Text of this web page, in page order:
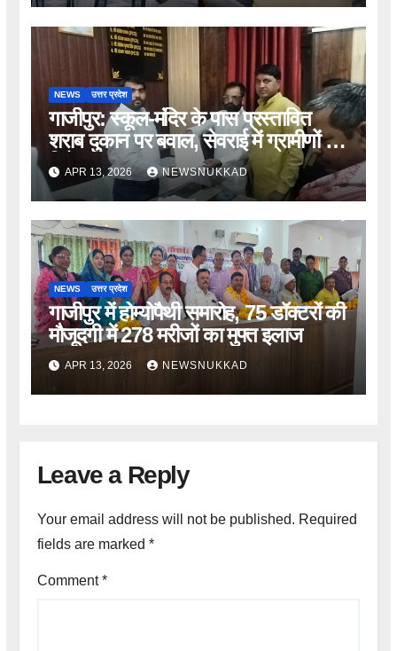
NEWS उत्तर प्रदेश
गाजीपुर: स्कूल-मंदिर के पास प्रस्तावित
शराब दुकान पर बवाल, सेवराई में ग्रामीणों का
विरोध
APR 13, 2026 NEWSNUKKAD
NEWS उत्तर प्रदेश
गाजीपुर में होम्योपैथी समारोह, 75 डॉक्टरों की
मौजूदगी में 278 मरीजों का मुफ्त इलाज
APR 13, 2026 NEWSNUKKAD
Leave a Reply
Your email address will not be published. Required
fields are marked *
Comment*